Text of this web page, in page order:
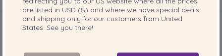
INCLUSO CON IL PRODOTTO
are listed in USD ($) and where we have special deals
and shipping only for our customers from United
States. See you there!